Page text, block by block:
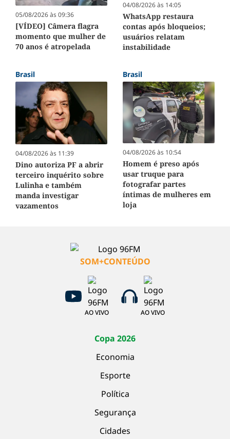
05/08/2026 às 09:36
[VÍDEO] Câmera flagra
momento que mulher de
70 anos é atropelada
04/08/2026 às 14:05
WhatsApp restaura
contas após bloqueios;
usuários relatam
instabilidade
Brasil
04/08/2026 às 11:39
Dino autoriza PF a abrir
terceiro inquérito sobre
Lulinha e também
manda investigar
vazamentos
Brasil
04/08/2026 às 10:54
Homem é preso após
usar truque para
fotografar partes
íntimas de mulheres em
loja
SOM+CONTEÚDO
AO VIVO AO VIVO
Copa 2026
Economia
Esporte
Política
Segurança
Cidades